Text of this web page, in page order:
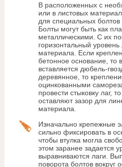
В расположенных с
или в листовых
для специальных болтов
Болты могут быть как
металлическими. С их
горизонтальный уровень
материала. Если
бетонное основание, то
вставляется дюбель-
деревянное, то
оцинкованными
провести стыковку лаг,
оставляют зазор для
материала.
Изначально крепежные
сильно фиксировать в
чтобы втулка могла
этом заранее задается
выравниваются лаги.
поворота болтов вокруг